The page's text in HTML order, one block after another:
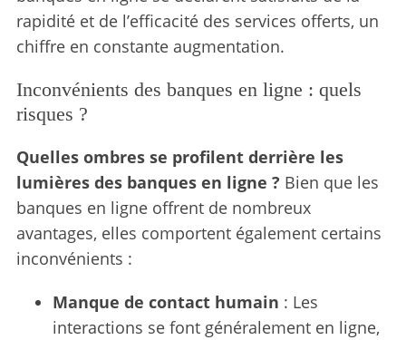
rapidité et de l’efficacité des services offerts, un
chiffre en constante augmentation.
Inconvénients des banques en ligne : quels
risques ?
Quelles ombres se profilent derrière les
lumières des banques en ligne ? Bien que les
banques en ligne offrent de nombreux
avantages, elles comportent également certains
inconvénients :
Manque de contact humain : Les
interactions se font généralement en ligne,